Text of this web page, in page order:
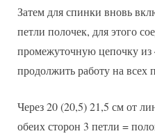
Затем для спинки вновь
петли полочек, для этого
промежуточную цепочку из
продолжить работу на
Через 20 (20,5) 21,5 см от
обеих сторон 3 петли =